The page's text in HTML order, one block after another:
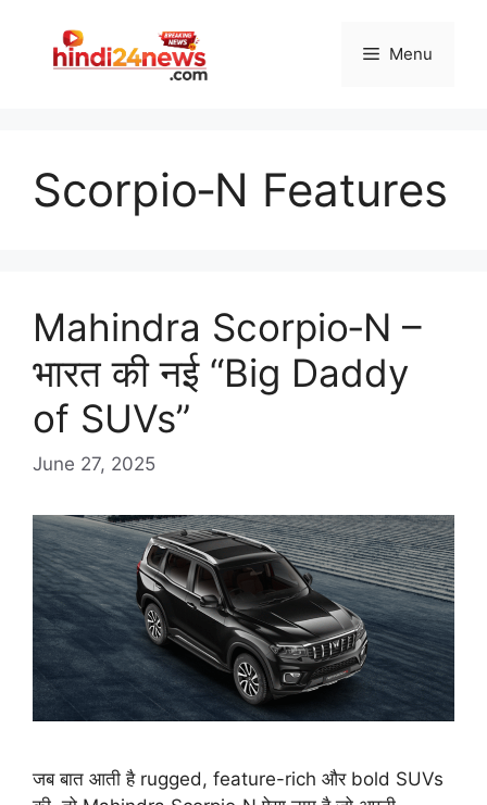
content
Menu
Scorpio‑N Features
Mahindra Scorpio‑N –
भारत की नई “Big Daddy
of SUVs”
June 27, 2025
जब बात आती है rugged, feature-rich और bold SUVs